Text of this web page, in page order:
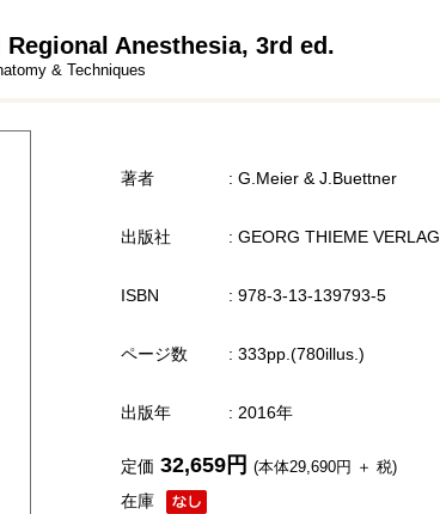
Anesthesia, 3rd ed.
& Techniques
著者 : G.Meier & J.Buettner
出版社 : GEORG THIEME VERLAG
ISBN : 978-3-13-139793-5
ページ数 : 333pp.(780illus.)
出版年 : 2016年
在庫
定価 32,659円 (本体29,690円 ＋ 税)